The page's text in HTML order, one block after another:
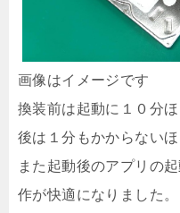
画像はイメージです
換装前は起動に１０分
後は１分もかからない
また起動後のアプリの
作が快適になりました。